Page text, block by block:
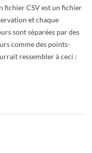
fichier CSV est un fichier
et chaque
sont séparées par des
comme des points-
ressembler à ceci :